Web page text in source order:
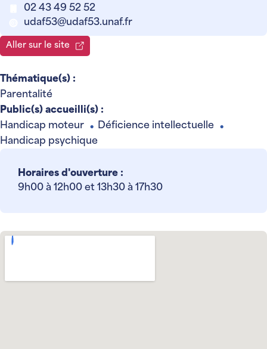
02 43 49 52 52
udaf53@udaf53.unaf.fr
Aller sur le site
Thématique(s) :
Parentalité
Public(s) accueilli(s) :
Handicap moteur
● Déficience intellectuelle ●
Handicap psychique
Horaires d'ouverture :
9h00 à 12h00 et 13h30 à 17h30